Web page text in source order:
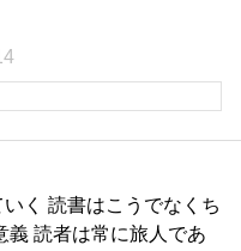
く 読書はこうでなくち
義 読者は常に旅人であ